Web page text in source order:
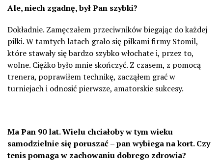
Ale, niech zgadnę, był Pan szybki?
Dokładnie. Zamęczałem przeciwników biegając do każdej
piłki. W tamtych latach grało się piłkami firmy Stomil,
które stawały się bardzo szybko włochate i, przez to,
wolne. Ciężko było mnie skończyć. Z czasem, z pomocą
trenera, poprawiłem technikę, zacząłem grać w
turniejach i odnosić pierwsze, amatorskie sukcesy.
Ma Pan 90 lat. Wielu chciałoby w tym wieku
samodzielnie się poruszać – pan wybiega na kort. Czy
tenis pomaga w zachowaniu dobrego zdrowia?